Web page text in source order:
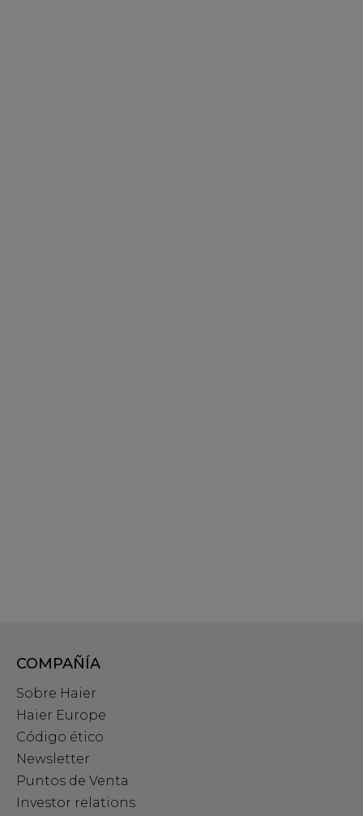
COMPAÑÍA
Sobre Haier
Haier Europe
Código ético
Newsletter
Puntos de Venta
Investor relations